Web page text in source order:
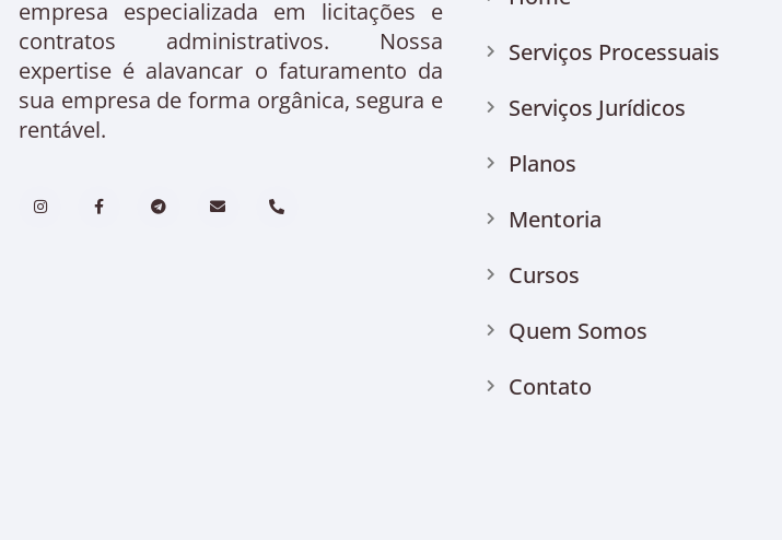
empresa especializada em licitações e
contratos administrativos. Nossa
expertise é alavancar o faturamento da
sua empresa de forma orgânica, segura e
rentável.
Serviços Processuais
Serviços Jurídicos
Planos
Mentoria
Cursos
Quem Somos
Contato